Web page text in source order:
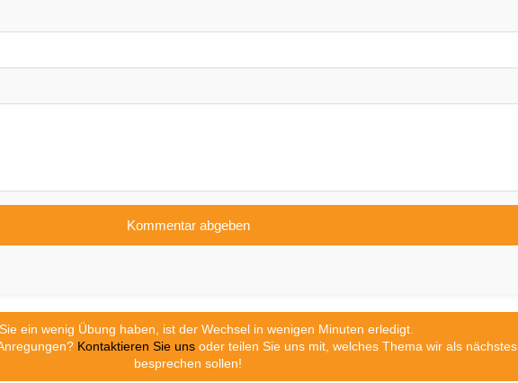
ein wenig Übung haben, ist der Wechsel in wenigen Minuten erledigt.
Kontaktieren Sie unsoder teilen Sie uns mit, welches Thema wir als nächstes
besprechen sollen!